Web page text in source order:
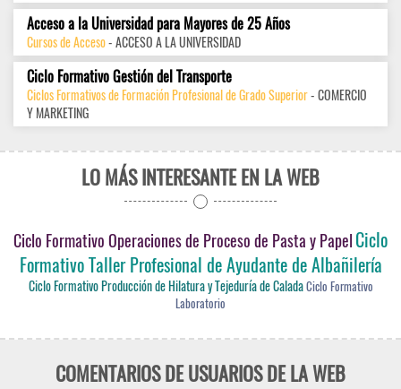
Acceso a la Universidad para Mayores de 25 Años
Cursos de Acceso- ACCESO A LA UNIVERSIDAD
Ciclo Formativo Gestión del Transporte
Ciclos Formativos de Formación Profesional de Grado Superior- COMERCIO
Y MARKETING
LO MÁS INTERESANTE EN LA WEB
Ciclo Formativo Operaciones de Proceso de Pasta y PapelCiclo
Formativo Taller Profesional de Ayudante de Albañilería
Ciclo Formativo Producción de Hilatura y Tejeduría de CaladaCiclo Formativo
Laboratorio
COMENTARIOS DE USUARIOS DE LA WEB